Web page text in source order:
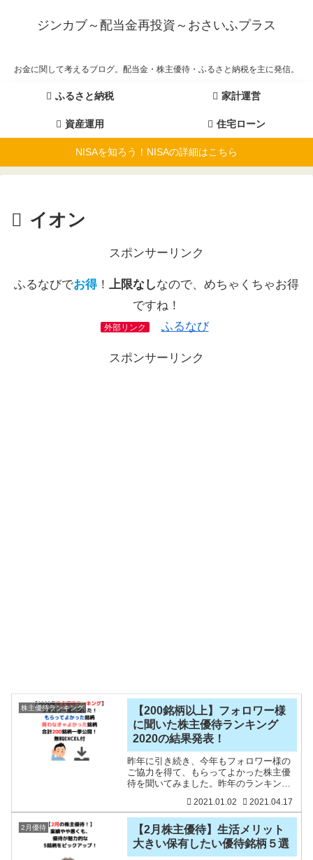
ジンカブ～配当金再投資～おさいふプラス
お金に関して考えるブログ。配当金・株主優待・ふるさと納税を主に発信。
ふるさと納税 家計運営
資産運用 住宅ローン
NISAを知ろう！NISAの詳細はこちら
イオン
スポンサーリンク
ふるなびでお得！ 上限なしなので、めちゃくちゃお得
ですね！
外部リンク ふるなび
スポンサーリンク
株主優待ランキング
【200銘柄以上】フォロワー様
に聞いた株主優待ランキング
2020の結果発表！
昨年に引き続き、今年もフォロワー様の
ご協力を得て、もらってよかった株主優
待を聞いてみました。昨年のランキング
ロナ禍で業績の悪化、株主優待の改廃も
多かったように思います。そこで、お聞
きします。✅①もらっ
2021.01.02 2021.04.17
2月優待
【2月株主優待】生活メリット
大きい保有したい優待銘柄５選